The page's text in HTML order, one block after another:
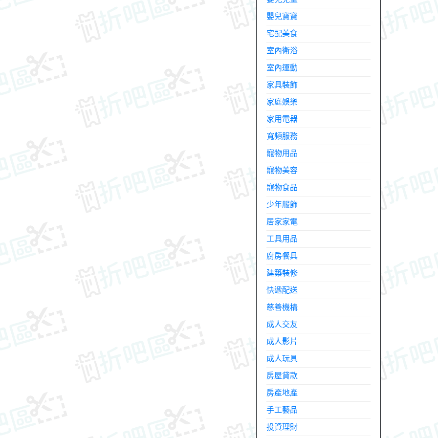
嬰兒寶寶
宅配美食
室內衛浴
室內運動
家具裝飾
家庭娛樂
家用電器
寬頻服務
寵物用品
寵物美容
寵物食品
少年服飾
居家家電
工具用品
廚房餐具
建築裝修
快遞配送
慈善機構
成人交友
成人影片
成人玩具
房屋貸款
房產地產
手工藝品
投資理財